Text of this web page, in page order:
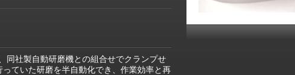
社製自動研磨機との組合せでクランプせ
ていた研磨を半自動化でき、作業効率と再